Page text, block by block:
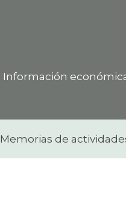
Información
Memorias de